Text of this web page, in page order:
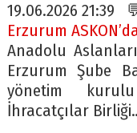
19.06.2026 21:39
Erzurum
Anadolu
Erzurum Şube
yönetim
İhracatçılar